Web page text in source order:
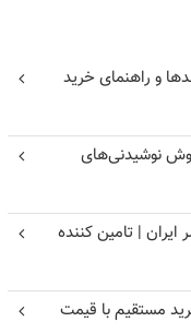
و راهنمای خرید
نوشیدنی‌های
| تامین کننده
کشمش آفتابی درجه یک تا ۳ | خرید مستقیم با قیمت